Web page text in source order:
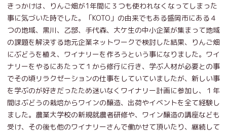
きっかけは、りんご畑が1年間に３つも使われなくなってしまった
事に気づいた時でした。「KOTO」の由来でもある盛岡市にある４
つの地域、黒川、乙部、手代森、大ケ生の中小企業が集まって地域
の課題を解決する地元企業ネットワークで検討した結果、りんご畑
にぶどうを植え、ワイナリーを作ろうという事になりました。ワイ
ナリーをやるにあたって１から修行に行き、学ぶ人材が必要との事
でその頃リラクゼーションの仕事をしていていましたが、新しい事
を学ぶのが好きだったため迷いなくワイナリー計画に参加し、１年
間はぶどうの栽培からワインの醸造、出荷やイベントを全て経験し
ました。農業大学校の新規就農者研修や、ワイン醸造の講座なども
受け、その後も他のワイナリーさんで働かせて頂いたり、継続して